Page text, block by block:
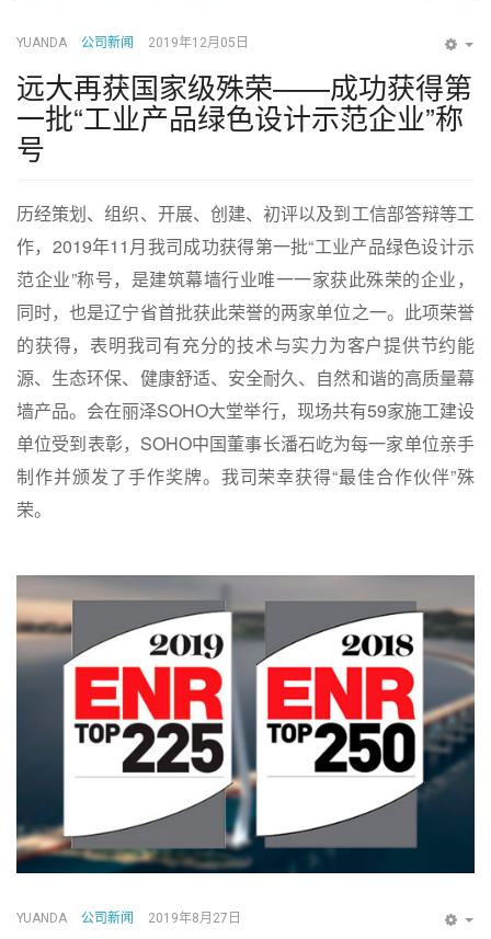
YUANDA 公司新闻 2019年12月05日
远大再获国家级殊荣——成功获得第
一批“工业产品绿色设计示范企业”称
号
历经策划、组织、开展、创建、初评以及到工信部答辩等工
作，2019年11月我司成功获得第一批“工业产品绿色设计示
范企业”称号，是建筑幕墙行业唯一一家获此殊荣的企业，
同时，也是辽宁省首批获此荣誉的两家单位之一。此项荣誉
的获得，表明我司有充分的技术与实力为客户提供节约能
源、生态环保、健康舒适、安全耐久、自然和谐的高质量幕
墙产品。会在丽泽SOHO大堂举行，现场共有59家施工建设
单位受到表彰，SOHO中国董事长潘石屹为每一家单位亲手
制作并颁发了手作奖牌。我司荣幸获得“最佳合作伙伴”殊
荣。
YUANDA 公司新闻 2019年8月27日